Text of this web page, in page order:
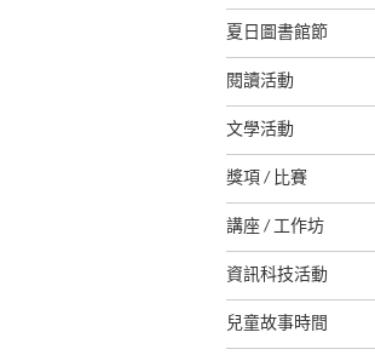
夏日圖書館節
閱讀活動
文學活動
獎項 / 比賽
講座 / 工作坊
資訊科技活動
兒童故事時間